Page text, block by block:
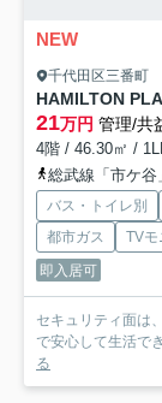
NEW
千代田区三番町
21万円 管理/共
4階 / 46.30㎡ /
総武線「市ケ谷
バス・トイレ別
都市ガス
TVモ
即入居可
セキュリティ面は
で安心して生活で
る